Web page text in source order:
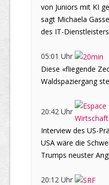
von Juniors mit KI
sagt Michaela
des IT-
05:01 Uhr
Diese «fliegende
Waldspaziergang
20:42 Uhr
Interview des US-
USA wäre die
Trumps neuster
20:12 Uhr